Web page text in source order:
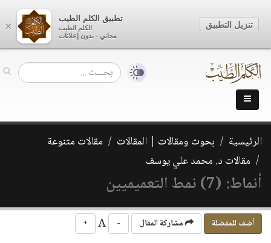
الرئيسية بحوث ومقالات | المقالات
مقالات متنوعة
مقالات د. محمد علي يوسف
أنماط: (7) نمط التعميميين
أضف للمفضلة مشاركة المقال -
+
×
تطبيق الكلم الطيب
الكلم الطيب
مجاني - بدون إعلانات
تنزيل التطبيق